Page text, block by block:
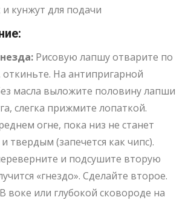
кунжут для подачи
Рисовую лапшу отварите по
откиньте. На антипригарной
масла выложите половину лапши
слегка прижмите лопаткой.
огне, пока низ не станет
твердым (запечется как чипс).
и подсушите вторую
«гнездо». Сделайте второе.
В воке или глубокой сковороде на